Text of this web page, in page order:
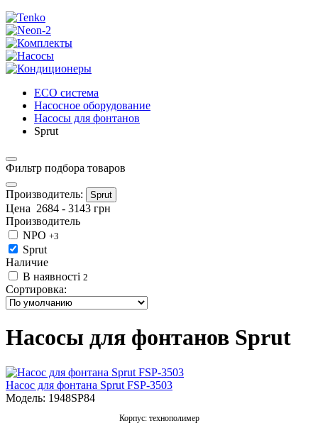
ECO система
Насосное оборудование
Насосы для фонтанов
Sprut
Фильтр подбора товаров
Производитель: Sprut
Цена 2684 - 3143 грн
Производитель
NPO +3
Sprut
Наличие
В наявності 2
Сортировка:
Насосы для фонтанов Sprut
Насос для фонтана Sprut FSP-3503
Модель: 1948SP84
Корпус: технополимер